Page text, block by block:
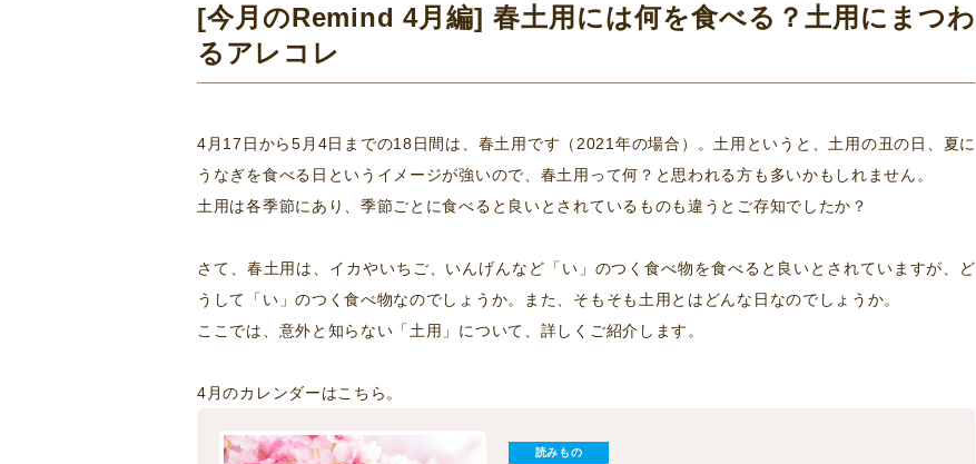
[今月のRemind 4月編] 春土用には何を食べる？土用にまつわ
るアレコレ
4月17日から5月4日までの18日間は、春土用です（2021年の場合）。土用というと、土用の丑の日、夏に
うなぎを食べる日というイメージが強いので、春土用って何？と思われる方も多いかもしれません。
土用は各季節にあり、季節ごとに食べると良いとされているものも違うとご存知でしたか？
さて、春土用は、イカやいちご、いんげんなど「い」のつく食べ物を食べると良いとされていますが、ど
うして「い」のつく食べ物なのでしょうか。また、そもそも土用とはどんな日なのでしょうか。
ここでは、意外と知らない「土用」について、詳しくご紹介します。
4月のカレンダーはこちら。
読みもの